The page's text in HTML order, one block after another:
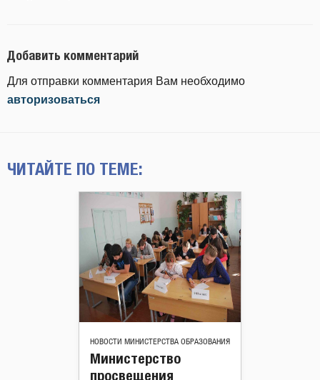
Добавить комментарий
Для отправки комментария Вам необходимо
авторизоваться
ЧИТАЙТЕ ПО ТЕМЕ:
НОВОСТИ МИНИСТЕРСТВА ОБРАЗОВАНИЯ
Министерство
просвещения